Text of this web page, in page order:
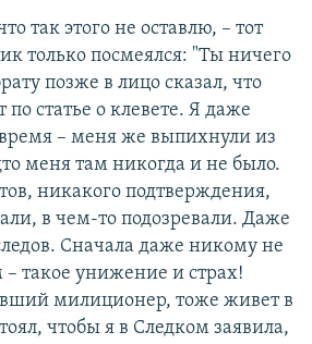
так этого не оставлю, – тот
только посмеялся: "Ты ничего
позже в лицо сказал, что
статье о клевете. Я даже
– меня же выпихнули из
меня там никогда и не было.
никакого подтверждения,
в чем-то подозревали. Даже
Сначала даже никому не
– такое унижение и страх!
милиционер, тоже живет в
чтобы я в Следком заявила,